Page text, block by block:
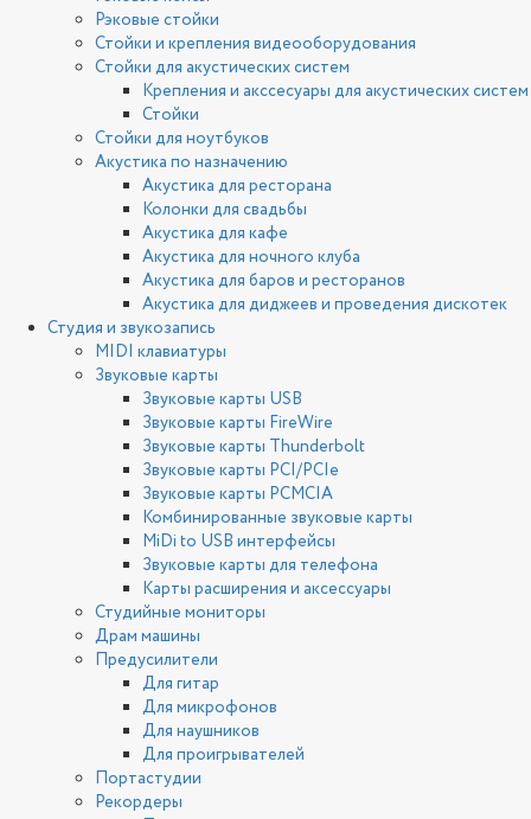
Рэковые стойки
Стойки и крепления видеооборудования
Стойки для акустических систем
Крепления и акссесуары для акустических систем
Стойки
Стойки для ноутбуков
Акустика по назначению
Акустика для ресторана
Колонки для свадьбы
Акустика для кафе
Акустика для ночного клуба
Акустика для баров и ресторанов
Акустика для диджеев и проведения дискотек
Студия и звукозапись
MIDI клавиатуры
Звуковые карты
Звуковые карты USB
Звуковые карты FireWire
Звуковые карты Thunderbolt
Звуковые карты PCI/PCIe
Звуковые карты PCMCIA
Комбинированные звуковые карты
MiDi to USB интерфейсы
Звуковые карты для телефона
Карты расширения и аксессуары
Студийные мониторы
Драм машины
Предусилители
Для гитар
Для микрофонов
Для наушников
Для проигрывателей
Портастудии
Рекордеры